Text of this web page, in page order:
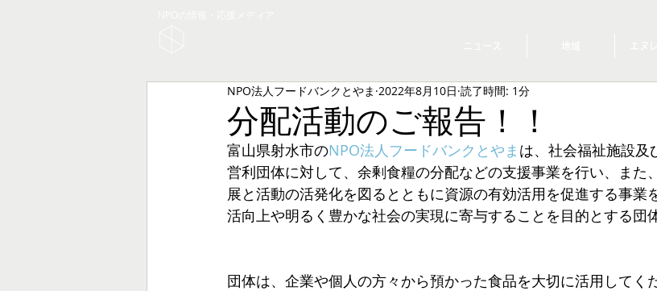
分配活動のご報告！！
NPO法人フードバンクとやま 2022年8月10日 読了時間: 1分
富山県射水市のNPO法人フードバンクとやま は、社会福祉施設及
営利団体に対して、余剰食糧の分配などの支援事業を行い、また
展と活動の活発化を図るとともに資源の有効活用を促進する事業
活向上や明るく豊かな社会の実現に寄与することを目的とする団
団体は、企業や個人の方々から預かった食品を大切に活用してく